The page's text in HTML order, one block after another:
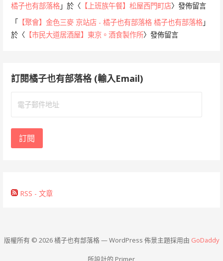
橘子也有部落格 」於〈 【上班族午餐】松屋西門町店〉發佈留言
「 【聚會】金色三麥 京站店 - 橘子也有部落格 橘子也有部落格 」
於〈 【市民大道居酒屋】東京。酒食製作所〉發佈留言
訂閱橘子也有部落格 (輸入Email)
地
訂閱
RSS - 文章
版權所有 © 2026 橘子也有部落格 — WordPress 佈景主題採用由 GoDaddy
所設計的 Primer